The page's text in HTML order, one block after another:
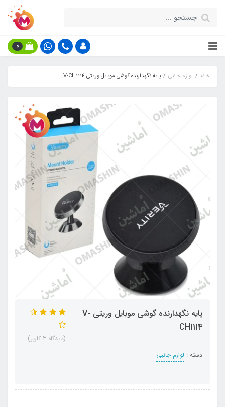
0
خانه لوازم جانبی پایه نگهدارنده گوشی موبایل وریتی V-CH1114
پایه نگهدارنده گوشی موبایل وریتی V-
CH1114
دسته : لوازم جانبی
(دیدگاه 3 کاربر)